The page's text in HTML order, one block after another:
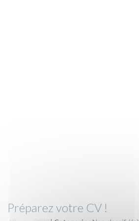
Préparez votre CV !